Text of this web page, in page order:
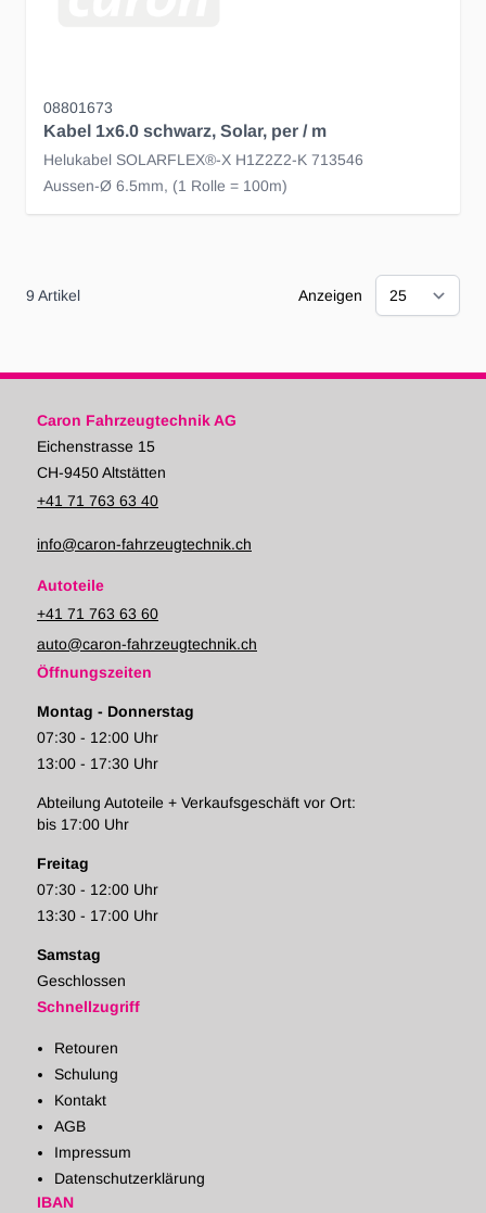
08801673
Kabel 1x6.0 schwarz, Solar, per / m
Helukabel SOLARFLEX®-X H1Z2Z2-K 713546
Aussen-Ø 6.5mm, (1 Rolle = 100m)
9 Artikel Anzeigen
Caron Fahrzeugtechnik AG
Eichenstrasse 15
CH-9450 Altstätten
+41 71 763 63 40
info@caron-fahrzeugtechnik.ch
Autoteile
+41 71 763 63 60
auto@caron-fahrzeugtechnik.ch
Öffnungszeiten
Montag - Donnerstag
07:30 - 12:00 Uhr
13:00 - 17:30 Uhr
Abteilung Autoteile + Verkaufsgeschäft vor Ort:
bis 17:00 Uhr
Freitag
07:30 - 12:00 Uhr
13:30 - 17:00 Uhr
Samstag
Geschlossen
Schnellzugriff
Retouren
Schulung
Kontakt
AGB
Impressum
Datenschutzerklärung
IBAN